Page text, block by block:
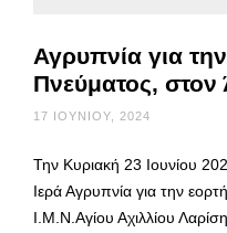
Αγρυπνία για
Πνεύματος, στον
17 ΙΟΥΝΊΟΥ, 2024
Την Κυριακή 23 Ιουνίου
Ιερά Αγρυπνία για την
Ι.Μ.Ν.Αγίου Αχιλλίου